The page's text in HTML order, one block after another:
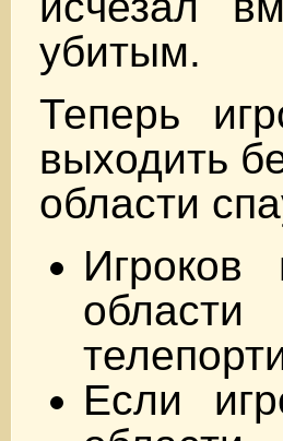
убитым.
Теперь
выходить
области
Если